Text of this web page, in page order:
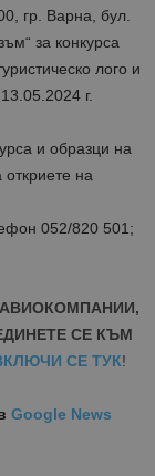
гр. Варна, бул.
за конкурса
лого и
г.
и образци на
на
052/820 501;
СЕ КЪМ
СЕ ТУК!
Google News